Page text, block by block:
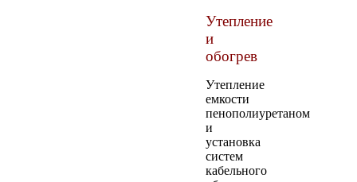
Утепление
и
обогрев
Утепление
емкости
пенополиуретаном
и
установка
систем
кабельного